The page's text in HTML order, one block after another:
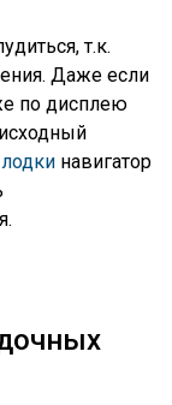
т.к.
Даже если
по дисплею
навигатор